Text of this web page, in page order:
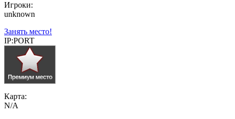
Игроки:
unknown
Занять место!
IP:PORT
Карта:
N/A